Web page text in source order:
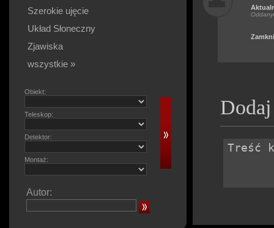
Szerokie ujęcie
Układ Słoneczny
Zjawiska
wszystkie »
Obiekt:
Teleskop:
Detektor:
Montaż:
Autor: